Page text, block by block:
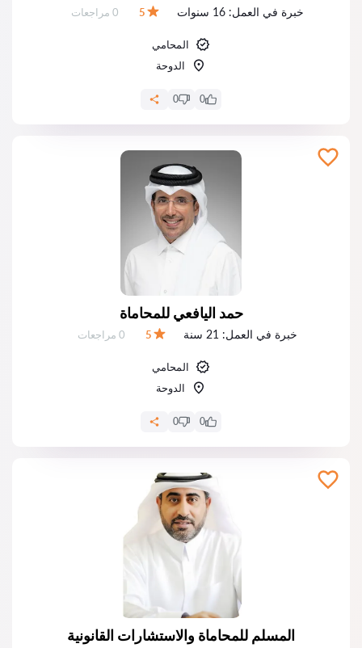
خبرة في العمل: 16 سنوات 5 عدد المراجعات:
0 مراجعات
المحامي
الدوحة
0
0
حمد اليافعي للمحاماة
خبرة في العمل: 21 سنة 5 عدد المراجعات:
0 مراجعات
المحامي
الدوحة
0
0
المسلم للمحاماة والاستشارات القانونية